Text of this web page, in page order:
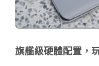
旗艦級硬體配置，